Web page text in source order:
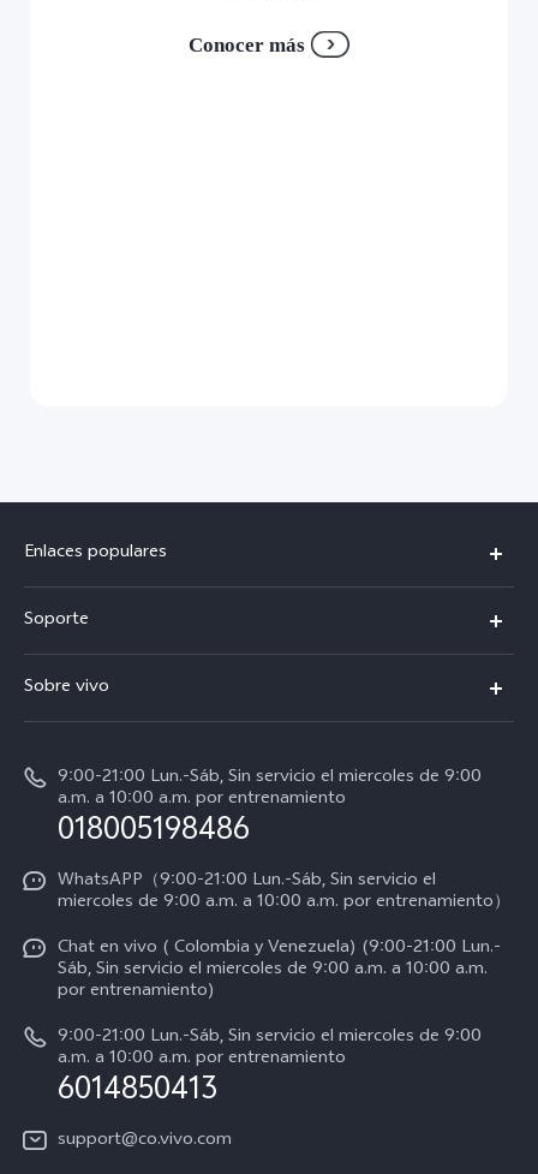
Conocer más
Enlaces populares
V70
V70 FE
Y11d
Soporte
Centro de servicio
Verificación de IMEI
Consulta el Precio de los Repuestos
Servicio de logística
Progreso de la reparación
Sobre vivo
Noticias
Empleos en vivo
Avisos legales
Sostenibilidad
Centro de privacidad de vivo
Accesibilidad
9:00-21:00 Lun.-Sáb, Sin servicio el miercoles de 9:00
a.m. a 10:00 a.m. por entrenamiento
018005198486
WhatsAPP（9:00-21:00 Lun.-Sáb, Sin servicio el
miercoles de 9:00 a.m. a 10:00 a.m. por entrenamiento）
Chat en vivo ( Colombia y Venezuela) (9:00-21:00 Lun.-
Sáb, Sin servicio el miercoles de 9:00 a.m. a 10:00 a.m.
por entrenamiento)
9:00-21:00 Lun.-Sáb, Sin servicio el miercoles de 9:00
a.m. a 10:00 a.m. por entrenamiento
6014850413
support@co.vivo.com